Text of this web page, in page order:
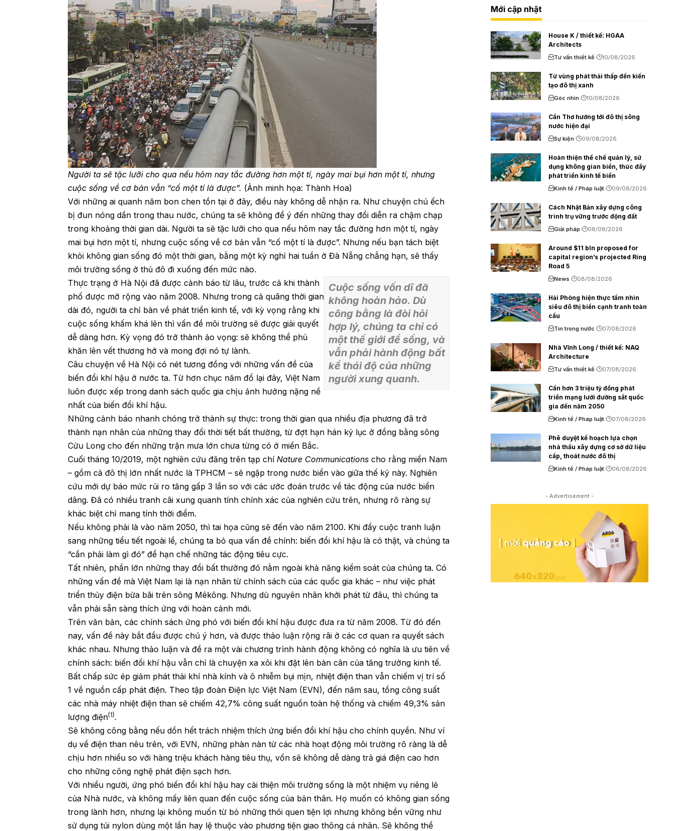
Người ta sẽ tặc lưỡi cho qua nếu hôm nay tắc đường hơn một tí, ngày mai bụi hơn một tí, nhưng
cuộc sống về cơ bản vẫn “cố một tí là được”. (Ảnh minh họa: Thành Hoa)
Với những ai quanh năm bon chen tồn tại ở đây, điều này không dễ nhận ra. Như chuyện chú ếch
bị đun nóng dần trong thau nước, chúng ta sẽ không để ý đến những thay đổi diễn ra chậm chạp
trong khoảng thời gian dài. Người ta sẽ tặc lưỡi cho qua nếu hôm nay tắc đường hơn một tí, ngày
mai bụi hơn một tí, nhưng cuộc sống về cơ bản vẫn “cố một tí là được”. Nhưng nếu bạn tách biệt
khỏi không gian sống đó một thời gian, bằng một kỳ nghỉ hai tuần ở Đà Nẵng chẳng hạn, sẽ thấy
môi trường sống ở thủ đô đi xuống đến mức nào.
Cuộc sống vốn dĩ đã
không hoàn hảo. Dù
công bằng là đòi hỏi
hợp lý, chúng ta chỉ có
một thế giới để sống, và
vẫn phải hành động bất
kể thái độ của những
người xung quanh.
Thực trạng ở Hà Nội đã được cảnh báo từ lâu, trước cả khi thành
phố được mở rộng vào năm 2008. Nhưng trong cả quãng thời gian
dài đó, người ta chỉ bàn về phát triển kinh tế, với kỳ vọng rằng khi
cuộc sống khấm khá lên thì vấn đề môi trường sẽ được giải quyết
dễ dàng hơn. Kỳ vọng đó trở thành ảo vọng: sẽ không thể phủ
khăn lên vết thương hở và mong đợi nó tự lành.
Câu chuyện về Hà Nội có nét tương đồng với những vấn đề của
biến đổi khí hậu ở nước ta. Từ hơn chục năm đổ lại đây, Việt Nam
luôn được xếp trong danh sách quốc gia chịu ảnh hưởng nặng nề
nhất của biến đổi khí hậu.
Những cảnh báo nhanh chóng trở thành sự thực: trong thời gian qua nhiều địa phương đã trở
thành nạn nhân của những thay đổi thời tiết bất thường, từ đợt hạn hán kỷ lục ở đồng bằng sông
Cửu Long cho đến những trận mưa lớn chưa từng có ở miền Bắc.
Cuối tháng 10/2019, một nghiên cứu đăng trên tạp chíNature Communications cho rằng miền Nam
– gồm cả đô thị lớn nhất nước là TPHCM – sẽ ngập trong nước biển vào giữa thế kỷ này. Nghiên
cứu mới dự báo mức rủi ro tăng gấp 3 lần so với các ước đoán trước về tác động của nước biển
dâng. Đã có nhiều tranh cãi xung quanh tính chính xác của nghiên cứu trên, nhưng rõ ràng sự
khác biệt chỉ mang tính thời điểm.
Nếu không phải là vào năm 2050, thì tai họa cũng sẽ đến vào năm 2100. Khi đẩy cuộc tranh luận
sang những tiểu tiết ngoài lề, chúng ta bỏ qua vấn đề chính: biến đổi khí hậu là có thật, và chúng ta
“cần phải làm gì đó” để hạn chế những tác động tiêu cực.
Tất nhiên, phần lớn những thay đổi bất thường đó nằm ngoài khả năng kiểm soát của chúng ta. Có
những vấn đề mà Việt Nam lại là nạn nhân từ chính sách của các quốc gia khác – như việc phát
triển thủy điện bừa bãi trên sông Mêkông. Nhưng dù nguyên nhân khởi phát từ đâu, thì chúng ta
vẫn phải sẵn sàng thích ứng với hoàn cảnh mới.
Trên văn bản, các chính sách ứng phó với biến đổi khí hậu được đưa ra từ năm 2008. Từ đó đến
nay, vấn đề này bắt đầu được chú ý hơn, và được thảo luận rộng rãi ở các cơ quan ra quyết sách
khác nhau. Nhưng thảo luận và đề ra một vài chương trình hành động không có nghĩa là ưu tiên về
chính sách: biến đổi khí hậu vẫn chỉ là chuyện xa xôi khi đặt lên bàn cân của tăng trưởng kinh tế.
Bất chấp sức ép giảm phát thải khí nhà kính và ô nhiễm bụi mịn, nhiệt điện than vẫn chiếm vị trí số
1 về nguồn cấp phát điện. Theo tập đoàn Điện lực Việt Nam (EVN), đến năm sau, tổng công suất
các nhà máy nhiệt điện than sẽ chiếm 42,7% công suất nguồn toàn hệ thống và chiếm 49,3% sản
lượng điện(1).
Sẽ không công bằng nếu dồn hết trách nhiệm thích ứng biến đổi khí hậu cho chính quyền. Như ví
dụ về điện than nêu trên, với EVN, những phàn nàn từ các nhà hoạt động môi trường rõ ràng là dễ
chịu hơn nhiều so với hàng triệu khách hàng tiêu thụ, vốn sẽ không dễ dàng trả giá điện cao hơn
cho những công nghệ phát điện sạch hơn.
Với nhiều người, ứng phó biến đổi khí hậu hay cải thiện môi trường sống là một nhiệm vụ riêng lẻ
của Nhà nước, và không mấy liên quan đến cuộc sống của bản thân. Họ muốn có không gian sống
trong lành hơn, nhưng lại không muốn từ bỏ những thói quen tiện lợi nhưng không bền vững như
sử dụng túi nylon dùng một lần hay lệ thuộc vào phương tiện giao thông cá nhân. Sẽ không thể
Mới cập nhật
House K / thiết kế: HGAA
Architects
Tư vấn thiết kế 10/08/2026
Từ vùng phát thải thấp đến kiến
tạo đô thị xanh
Góc nhìn 10/08/2026
Cần Thơ hướng tới đô thị sông
nước hiện đại
Sự kiện 09/08/2026
Hoàn thiện thể chế quản lý, sử
dụng không gian biển, thúc đẩy
phát triển kinh tế biển
Kinh tế / Pháp luật 09/08/2026
Cách Nhật Bản xây dựng công
trình trụ vững trước động đất
Giải pháp 08/08/2026
Around $11 bln proposed for
capital region’s projected Ring
Road 5
News 08/08/2026
Hải Phòng hiện thực tầm nhìn
siêu đô thị biển cạnh tranh toàn
cầu
Tin trong nước 07/08/2026
Nhà Vĩnh Long / thiết kế: NAQ
Architecture
Tư vấn thiết kế 07/08/2026
Cần hơn 3 triệu tỷ đồng phát
triển mạng lưới đường sắt quốc
gia đến năm 2050
Kinh tế / Pháp luật 07/08/2026
Phê duyệt kế hoạch lựa chọn
nhà thầu xây dựng cơ sở dữ liệu
cấp, thoát nước đô thị
Kinh tế / Pháp luật 06/08/2026
- Advertisement -